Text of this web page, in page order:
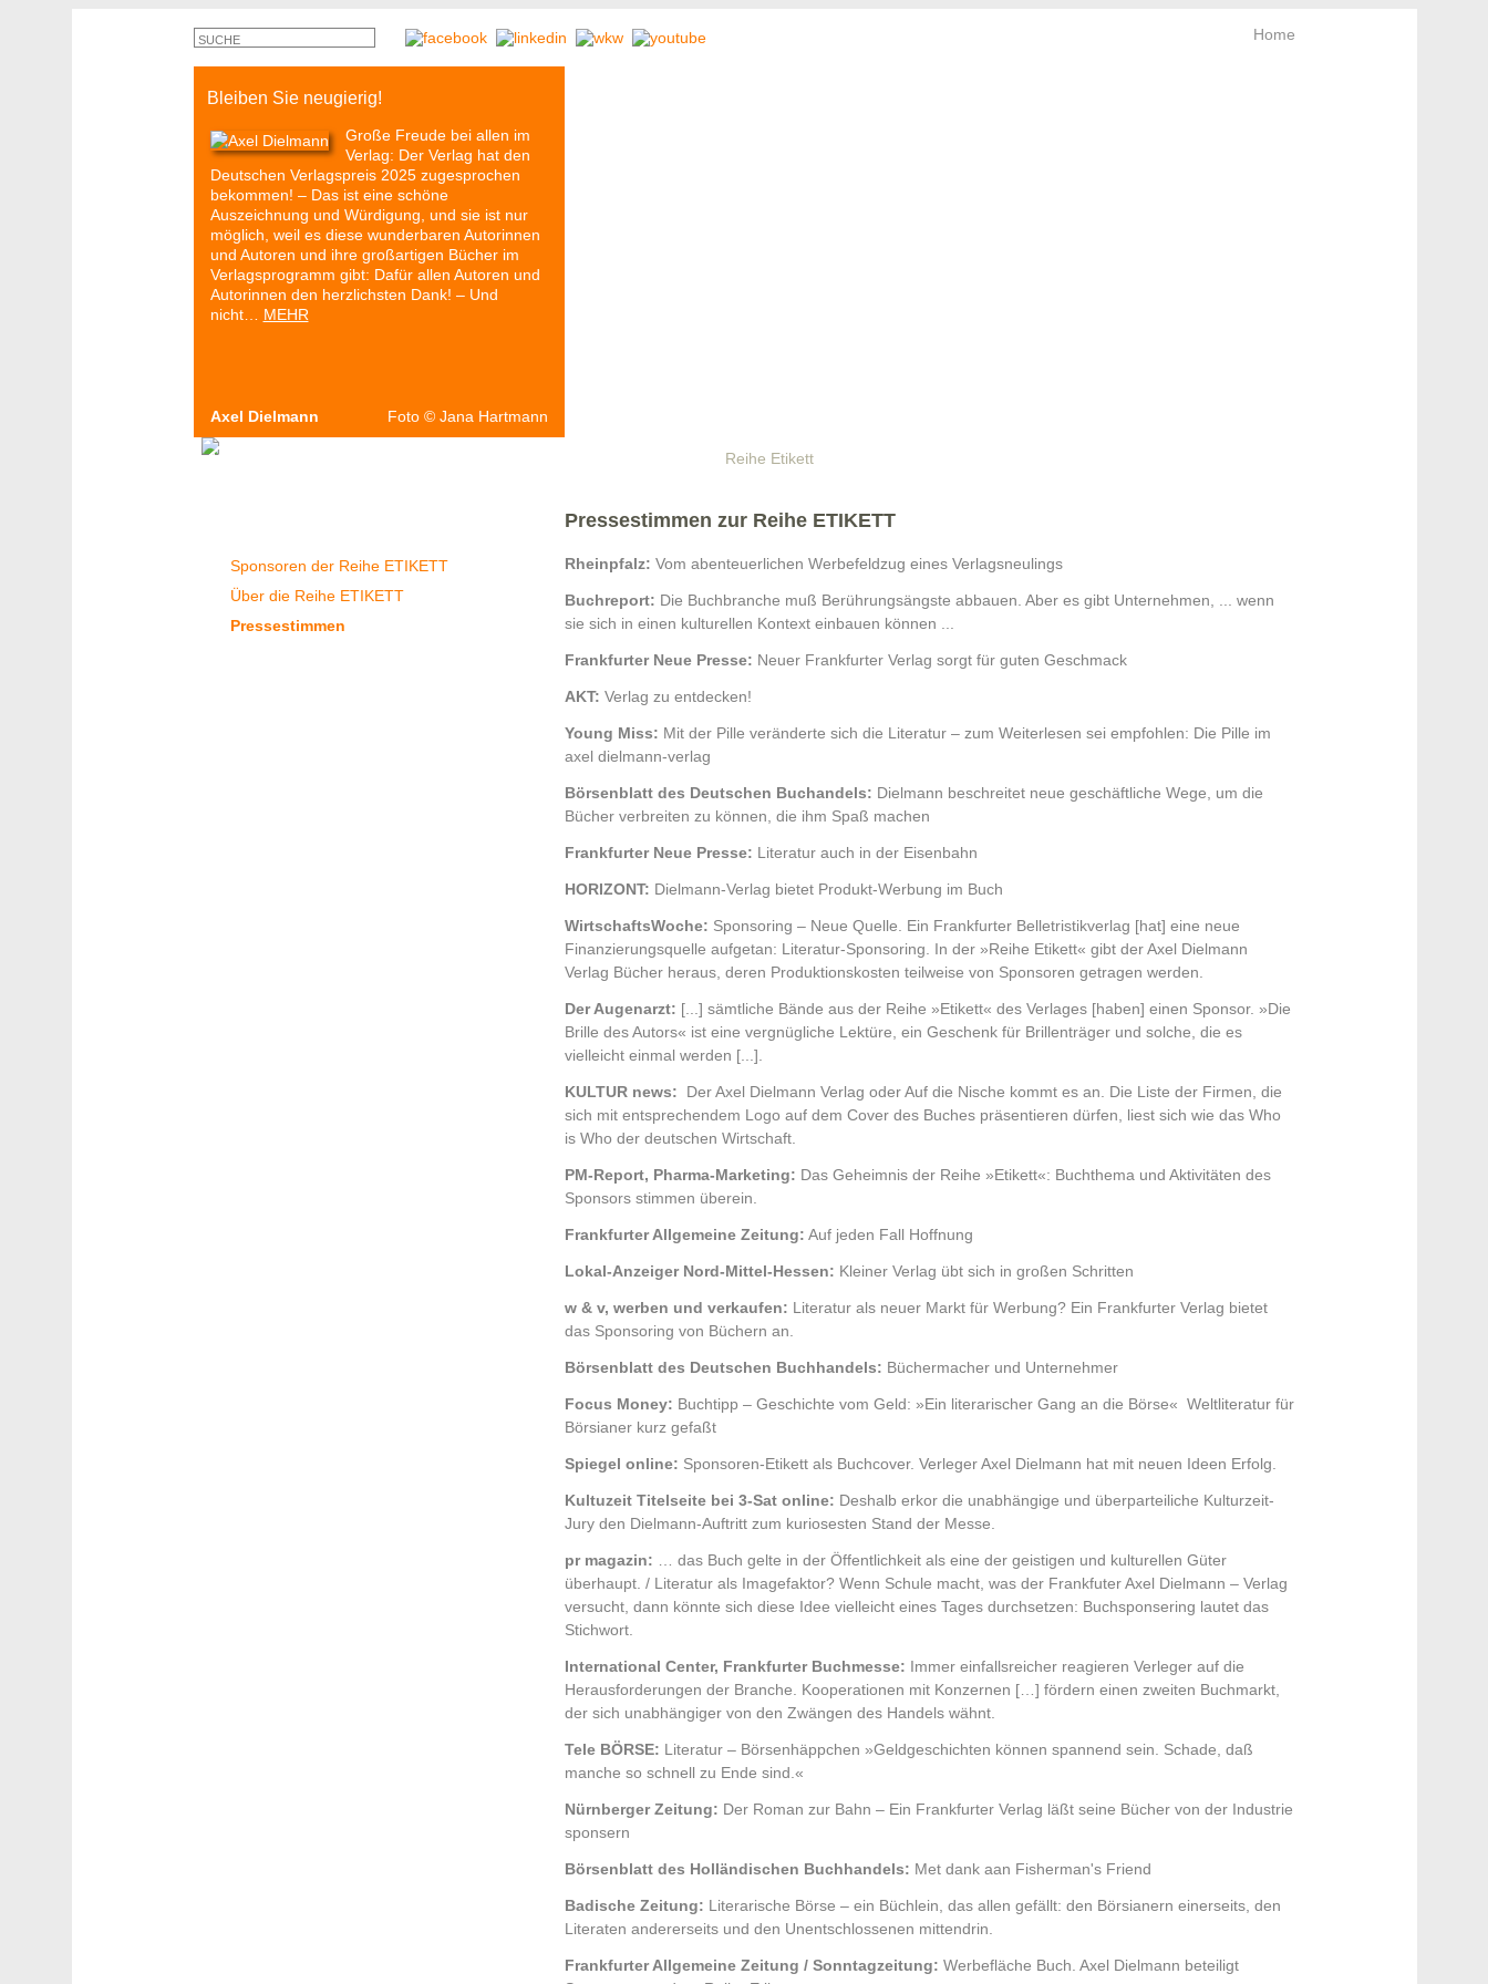
Home
Bleiben Sie neugierig!
Große Freude bei allen im
Verlag: Der Verlag hat den
Deutschen Verlagspreis 2025 zugesprochen
bekommen! – Das ist eine schöne
Auszeichnung und Würdigung, und sie ist nur
möglich, weil es diese wunderbaren Autorinnen
und Autoren und ihre großartigen Bücher im
Verlagsprogramm gibt: Dafür allen Autoren und
Autorinnen den herzlichsten Dank! – Und
nicht… MEHR
Axel Dielmann Foto © Jana Hartmann
Autoren & Bücher Reihe Etikett
Sponsoren der Reihe ETIKETT
Über die Reihe ETIKETT
Pressestimmen
Pressestimmen zur Reihe ETIKETT
Rheinpfalz: Vom abenteuerlichen Werbefeldzug eines Verlagsneulings
Buchreport: Die Buchbranche muß Berührungsängste abbauen. Aber es gibt Unternehmen, ... wenn
sie sich in einen kulturellen Kontext einbauen können ...
Frankfurter Neue Presse: Neuer Frankfurter Verlag sorgt für guten Geschmack
AKT: Verlag zu entdecken!
Young Miss: Mit der Pille veränderte sich die Literatur – zum Weiterlesen sei empfohlen: Die Pille im
axel dielmann-verlag
Börsenblatt des Deutschen Buchandels: Dielmann beschreitet neue geschäftliche Wege, um die
Bücher verbreiten zu können, die ihm Spaß machen
Frankfurter Neue Presse: Literatur auch in der Eisenbahn
HORIZONT: Dielmann-Verlag bietet Produkt-Werbung im Buch
WirtschaftsWoche: Sponsoring – Neue Quelle. Ein Frankfurter Belletristikverlag [hat] eine neue
Finanzierungsquelle aufgetan: Literatur-Sponsoring. In der »Reihe Etikett« gibt der Axel Dielmann
Verlag Bücher heraus, deren Produktionskosten teilweise von Sponsoren getragen werden.
Der Augenarzt: [...] sämtliche Bände aus der Reihe »Etikett« des Verlages [haben] einen Sponsor. »Die
Brille des Autors« ist eine vergnügliche Lektüre, ein Geschenk für Brillenträger und solche, die es
vielleicht einmal werden [...].
KULTUR news: Der Axel Dielmann Verlag oder Auf die Nische kommt es an. Die Liste der Firmen, die
sich mit entsprechendem Logo auf dem Cover des Buches präsentieren dürfen, liest sich wie das Who
is Who der deutschen Wirtschaft.
PM-Report, Pharma-Marketing: Das Geheimnis der Reihe »Etikett«: Buchthema und Aktivitäten des
Sponsors stimmen überein.
Frankfurter Allgemeine Zeitung: Auf jeden Fall Hoffnung
Lokal-Anzeiger Nord-Mittel-Hessen: Kleiner Verlag übt sich in großen Schritten
w & v, werben und verkaufen: Literatur als neuer Markt für Werbung? Ein Frankfurter Verlag bietet
das Sponsoring von Büchern an.
Börsenblatt des Deutschen Buchhandels: Büchermacher und Unternehmer
Focus Money: Buchtipp – Geschichte vom Geld: »Ein literarischer Gang an die Börse« Weltliteratur für
Börsianer kurz gefaßt
Spiegel online: Sponsoren-Etikett als Buchcover. Verleger Axel Dielmann hat mit neuen Ideen Erfolg.
Kultuzeit Titelseite bei 3-Sat online: Deshalb erkor die unabhängige und überparteiliche Kulturzeit-
Jury den Dielmann-Auftritt zum kuriosesten Stand der Messe.
pr magazin: … das Buch gelte in der Öffentlichkeit als eine der geistigen und kulturellen Güter
überhaupt. / Literatur als Imagefaktor? Wenn Schule macht, was der Frankfuter Axel Dielmann – Verlag
versucht, dann könnte sich diese Idee vielleicht eines Tages durchsetzen: Buchsponsering lautet das
Stichwort.
International Center, Frankfurter Buchmesse: Immer einfallsreicher reagieren Verleger auf die
Herausforderungen der Branche. Kooperationen mit Konzernen […] fördern einen zweiten Buchmarkt,
der sich unabhängiger von den Zwängen des Handels wähnt.
Tele BÖRSE: Literatur – Börsenhäppchen »Geldgeschichten können spannend sein. Schade, daß
manche so schnell zu Ende sind.«
Nürnberger Zeitung: Der Roman zur Bahn – Ein Frankfurter Verlag läßt seine Bücher von der Industrie
sponsern
Börsenblatt des Holländischen Buchhandels: Met dank aan Fisherman's Friend
Badische Zeitung: Literarische Börse – ein Büchlein, das allen gefällt: den Börsianern einerseits, den
Literaten andererseits und den Unentschlossenen mittendrin.
Frankfurter Allgemeine Zeitung / Sonntagzeitung: Werbefläche Buch. Axel Dielmann beteiligt